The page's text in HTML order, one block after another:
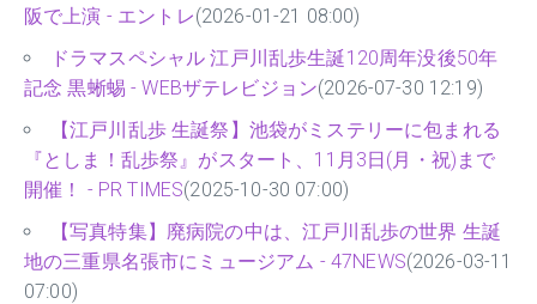
阪で上演 - エントレ(2026-01-21 08:00)
ドラマスペシャル 江戸川乱歩生誕120周年没後50年
記念 黒蜥蜴 - WEBザテレビジョン(2026-07-30 12:19)
【江戸川乱歩 生誕祭】池袋がミステリーに包まれる
『としま！乱歩祭』がスタート、11月3日(月・祝)まで
開催！ - PR TIMES(2025-10-30 07:00)
【写真特集】廃病院の中は、江戸川乱歩の世界 生誕
地の三重県名張市にミュージアム - 47NEWS(2026-03-11
07:00)